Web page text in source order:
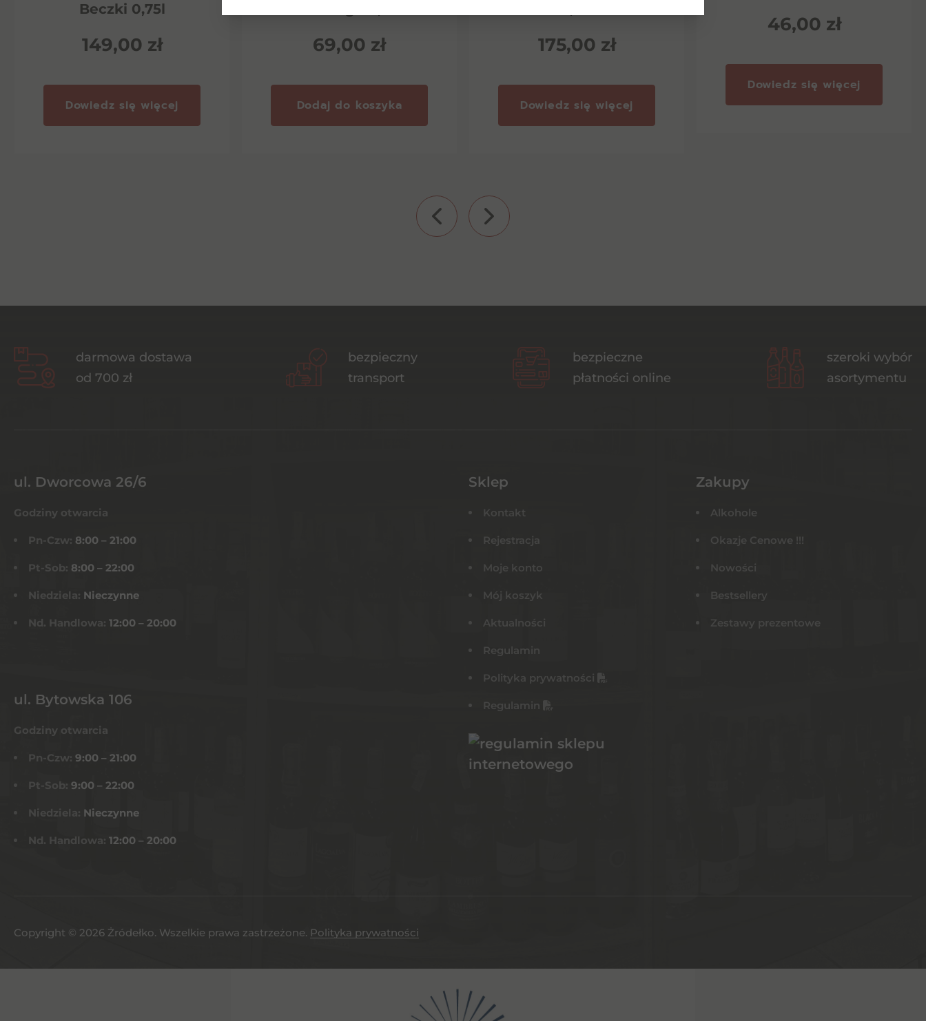
Beczki 0,75l
149,00 zł
Dowiedz się więcej
69,00 zł
Dodaj do koszyka
175,00 zł
Dowiedz się więcej
46,00 zł
Dowiedz się więcej
darmowa dostawa
od 700 zł
bezpieczny
transport
bezpieczne
płatności online
szeroki wybór
asortymentu
ul. Dworcowa 26/6
Godziny otwarcia
Pn-Czw: 8:00 – 21:00
Pt-Sob: 8:00 – 22:00
Niedziela: Nieczynne
Nd. Handlowa: 12:00 – 20:00
ul. Bytowska 106
Godziny otwarcia
Pn-Czw: 9:00 – 21:00
Pt-Sob: 9:00 – 22:00
Niedziela: Nieczynne
Nd. Handlowa: 12:00 – 20:00
Sklep
Kontakt
Rejestracja
Moje konto
Mój koszyk
Aktualności
Regulamin
Polityka prywatności
Regulamin
Zakupy
Alkohole
Okazje Cenowe !!!
Nowości
Bestsellery
Zestawy prezentowe
Copyright © 2026 Żródełko. Wszelkie prawa zastrzeżone. Polityka prywatności